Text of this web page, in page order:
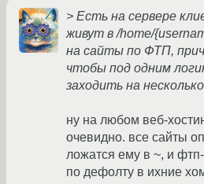
> Есть на сервере
живут в /home/
на сайты по ФТП,
чтобы под одним
заходить на
ну на любом веб-
очевидно. все сайты
ложатся ему в ~, и
по дефолту в ихние